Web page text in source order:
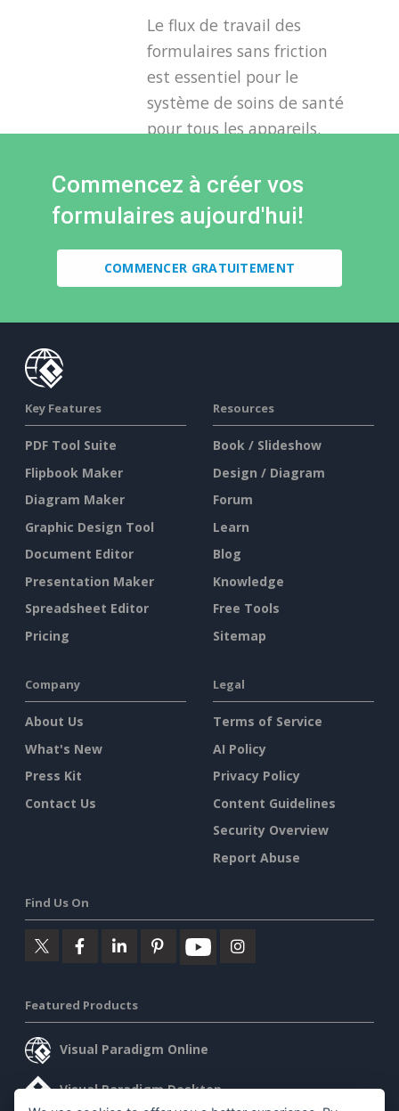
Le flux de travail des
formulaires sans friction
est essentiel pour le
système de soins de santé
pour tous les appareils.
l'aide de notre outil de
création de formulaires.
Commencez à créer vos
formulaires aujourd'hui!
COMMENCER GRATUITEMENT
Key Features
PDF Tool Suite
Flipbook Maker
Diagram Maker
Graphic Design Tool
Document Editor
Presentation Maker
Spreadsheet Editor
Pricing
Resources
Book / Slideshow
Design / Diagram
Forum
Learn
Blog
Knowledge
Free Tools
Sitemap
Company
About Us
What's New
Press Kit
Contact Us
Legal
Terms of Service
AI Policy
Privacy Policy
Content Guidelines
Security Overview
Report Abuse
Find Us On
Featured Products
Visual Paradigm Online
Visual Paradigm Desktop